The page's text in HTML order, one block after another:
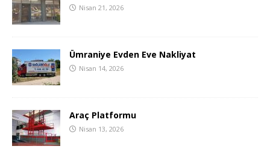
Nisan 21, 2026
Ümraniye Evden Eve Nakliyat
Nisan 14, 2026
Araç Platformu
Nisan 13, 2026